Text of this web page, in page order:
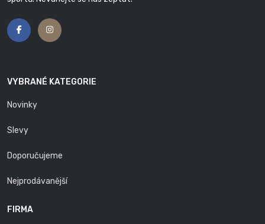
VYBRANÉ KATEGORIE
Novinky
Slevy
Doporučujeme
Nejprodávanější
FIRMA